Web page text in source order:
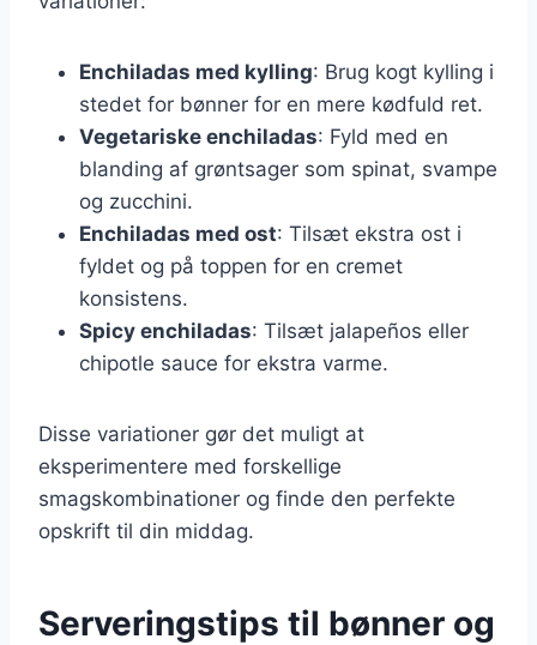
Enchiladas med kylling: Brug kogt kylling i
stedet for bønner for en mere kødfuld ret.
Vegetariske enchiladas: Fyld med en
blanding af grøntsager som spinat, svampe
og zucchini.
Enchiladas med ost: Tilsæt ekstra ost i
fyldet og på toppen for en cremet
konsistens.
Spicy enchiladas: Tilsæt jalapeños eller
chipotle sauce for ekstra varme.
Disse variationer gør det muligt at
eksperimentere med forskellige
smagskombinationer og finde den perfekte
opskrift til din middag.
Serveringstips til bønner og